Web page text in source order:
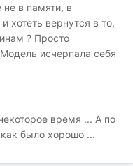
в памяти, в
хотеть вернутся в то,
? Просто
исчерпала себя
время ... А по
как было хорошо ...